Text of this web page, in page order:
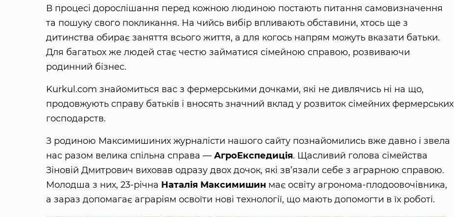
В процесі дорослішання перед кожною людиною постають питання самовизначення
та пошуку свого покликання. На чийсь вибір впливають обставини, хтось ще з
дитинства обирає заняття всього життя, а для когось напрям можуть вказати батьки.
Для багатьох же людей стає честю займатися сімейною справою, розвиваючи
родинний бізнес.
Kurkul.com знайомиться вас з фермерськими дочками, які не дивлячись ні на що,
продовжують справу батьків і вносять значний вклад у розвиток сімейних фермерських
господарств.
З родиною Максимишиних журналісти нашого сайту познайомились вже давно і звела
нас разом велика спільна справа — АгроЕкспедиція. Щасливий голова сімейства
Зіновій Дмитрович виховав одразу двох дочок, які зв’язали себе з аграрною справою.
Молодша з них, 23-річна Наталія Максимишинмає освіту агронома-плодоовочівника,
а зараз допомагає аграріям освоїти нові технології, що мають допомогти в їх роботі.